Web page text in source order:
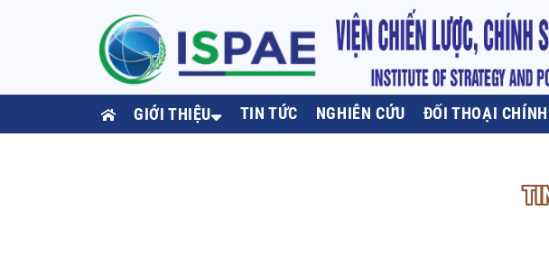
GIỚI THIỆU TIN TỨC NGHIÊN CỨU ĐỐI THOẠI